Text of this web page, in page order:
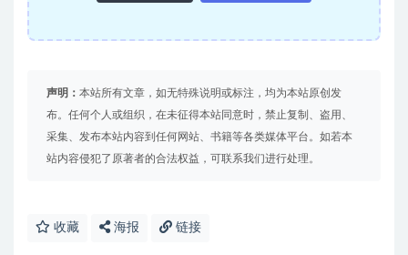
声明： 本站所有文章，如无特殊说明或标注，均为本站原创发
布。任何个人或组织，在未征得本站同意时，禁止复制、盗用、
采集、发布本站内容到任何网站、书籍等各类媒体平台。如若本
站内容侵犯了原著者的合法权益，可联系我们进行处理。
收藏 海报 链接